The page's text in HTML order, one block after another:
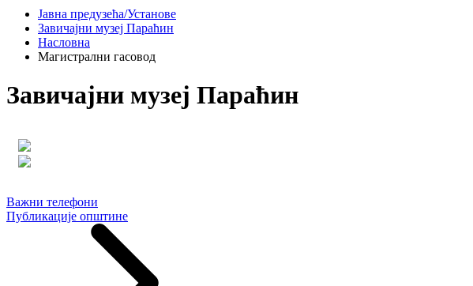
Јавна предузећа/Установе
Завичајни музеј Параћин
Насловна
Магистрални гасовод
Завичајни музеј Параћин
Важни телефони
Публикације општине